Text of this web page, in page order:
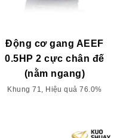
Động cơ gang AEEF
0.5HP 2 cực chân đế
(nằm ngang)
Khung 71, Hiệu quả 76.0%